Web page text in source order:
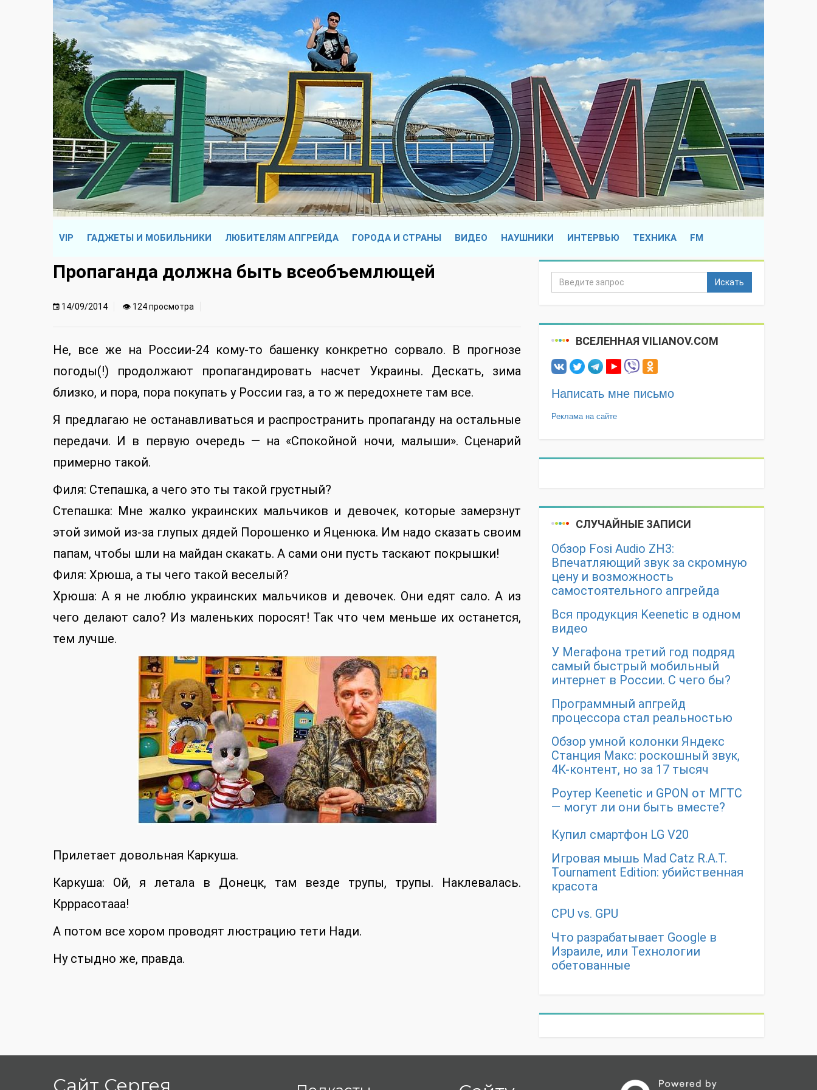
VIP ГАДЖЕТЫ И МОБИЛЬНИКИ ЛЮБИТЕЛЯМ АПГРЕЙДА ГОРОДА И СТРАНЫ ВИДЕО НАУШНИКИ ИНТЕРВЬЮ ТЕХНИКА FM
Пропаганда должна быть всеобъемлющей
14/09/2014 👁 124 просмотра
Не, все же на России-24 кому-то башенку конкретно сорвало. В прогнозе
погоды(!) продолжают пропагандировать насчет Украины. Дескать, зима
близко, и пора, пора покупать у России газ, а то ж передохнете там все.
Я предлагаю не останавливаться и распространить пропаганду на остальные
передачи. И в первую очередь — на «Спокойной ночи, малыши». Сценарий
примерно такой.
Филя: Степашка, а чего это ты такой грустный?
Степашка: Мне жалко украинских мальчиков и девочек, которые замерзнут
этой зимой из-за глупых дядей Порошенко и Яценюка. Им надо сказать своим
папам, чтобы шли на майдан скакать. А сами они пусть таскают покрышки!
Филя: Хрюша, а ты чего такой веселый?
Хрюша: А я не люблю украинских мальчиков и девочек. Они едят сало. А из
чего делают сало? Из маленьких поросят! Так что чем меньше их останется,
тем лучше.
Прилетает довольная Каркуша.
Каркуша: Ой, я летала в Донецк, там везде трупы, трупы. Наклевалась.
Крррасотааа!
А потом все хором проводят люстрацию тети Нади.
Ну стыдно же, правда.
Искать
ВСЕЛЕННАЯ VILIANOV.COM
Написать мне письмо
Реклама на сайте
СЛУЧАЙНЫЕ ЗАПИСИ
Обзор Fosi Audio ZH3:
Впечатляющий звук за скромную
цену и возможность
самостоятельного апгрейда
Вся продукция Keenetic в одном
видео
У Мегафона третий год подряд
самый быстрый мобильный
интернет в России. С чего бы?
Программный апгрейд
процессора стал реальностью
Обзор умной колонки Яндекс
Станция Макс: роскошный звук,
4К-контент, но за 17 тысяч
Роутер Keenetic и GPON от МГТС
— могут ли они быть вместе?
Купил смартфон LG V20
Игровая мышь Mad Catz R.A.T.
Tournament Edition: убийственная
красота
CPU vs. GPU
Что разрабатывает Google в
Израиле, или Технологии
обетованные
Сайт Сергея